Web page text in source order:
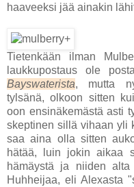
haaveeksi jää ainakin
Tietenkään ilman
laukkupostaus ole
Bayswaterista, mutta
tylsänä, olkoon sitten
oon ensinäkemästä asti
skeptinen sillä vihaan yli
saa aina olla sitten
hätää, luin jokin aikaa
hämäystä ja niiden
Huhheijaa, eli Alexasta